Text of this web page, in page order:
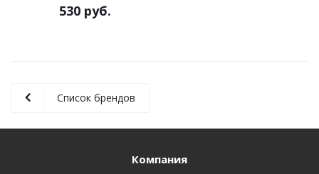
530 руб.
Список брендов
Компания